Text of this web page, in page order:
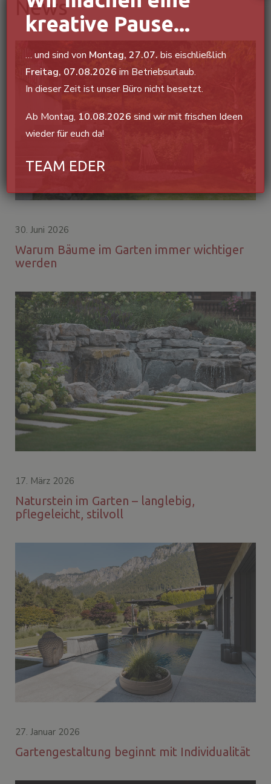
News
30. Juni 2026
Warum Bäume im Garten immer wichtiger
werden
17. März 2026
Naturstein im Garten – langlebig,
pflegeleicht, stilvoll
27. Januar 2026
Gartengestaltung beginnt mit Individualität
kreative Pause...
… und sind von Montag, 27.07. bis eischließlich
Freitag, 07.08.2026 im Betriebsurlaub.
In dieser Zeit ist unser Büro nicht besetzt.
Ab Montag, 10.08.2026 sind wir mit frischen Ideen
wieder für euch da!
TEAM EDER